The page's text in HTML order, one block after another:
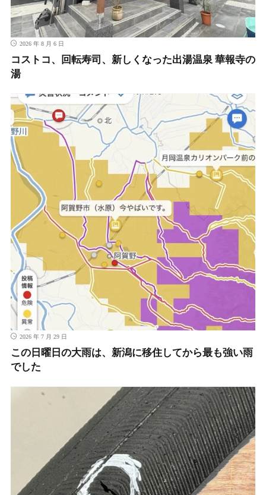
2026 年 8 月 6 日
コストコ、回転寿司、新しくなった出湯温泉 華報寺の
湯
2026 年 7 月 29 日
この日曜日の大雨は、新潟に移住してから最も強い雨
でした